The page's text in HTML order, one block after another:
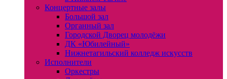
Концертные залы
Большой зал
Органный зал
Городской Дворец молодёжи
ДК «Юбилейный»
Нижнетагильский колледж искусств
Исполнители
Оркестры